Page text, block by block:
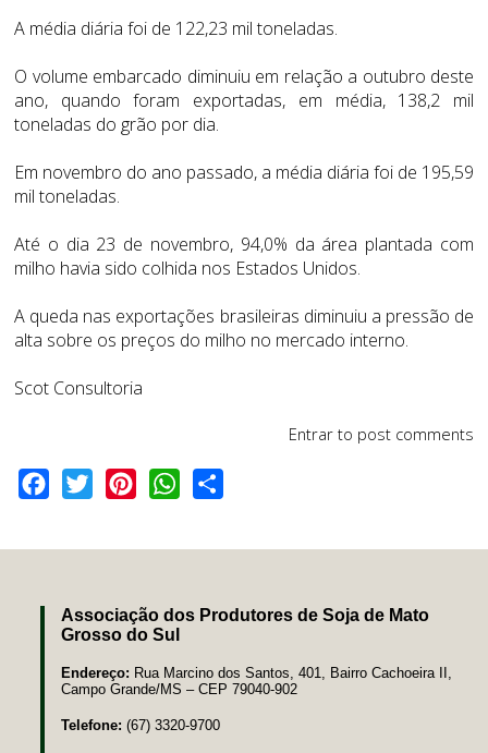
A média diária foi de 122,23 mil toneladas.
O volume embarcado diminuiu em relação a outubro deste
ano, quando foram exportadas, em média, 138,2 mil
toneladas do grão por dia.
Em novembro do ano passado, a média diária foi de 195,59
mil toneladas.
Até o dia 23 de novembro, 94,0% da área plantada com
milho havia sido colhida nos Estados Unidos.
A queda nas exportações brasileiras diminuiu a pressão de
alta sobre os preços do milho no mercado interno.
Scot Consultoria
Entrar to post comments
Facebook
Twitter PinterestWhatsApp
Associação dos Produtores de Soja de Mato
Grosso do Sul
Endereço: Rua Marcino dos Santos, 401, Bairro Cachoeira II,
Campo Grande/MS – CEP 79040-902
Telefone: (67) 3320-9700